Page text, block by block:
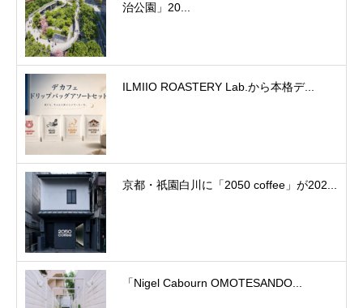
治公園」20...
ILMIIO ROASTERY Lab.から本格デ...
京都・祇園白川に「2050 coffee」が202...
「Nigel Cabourn OMOTESANDO...